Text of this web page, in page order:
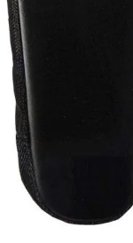
ampliar